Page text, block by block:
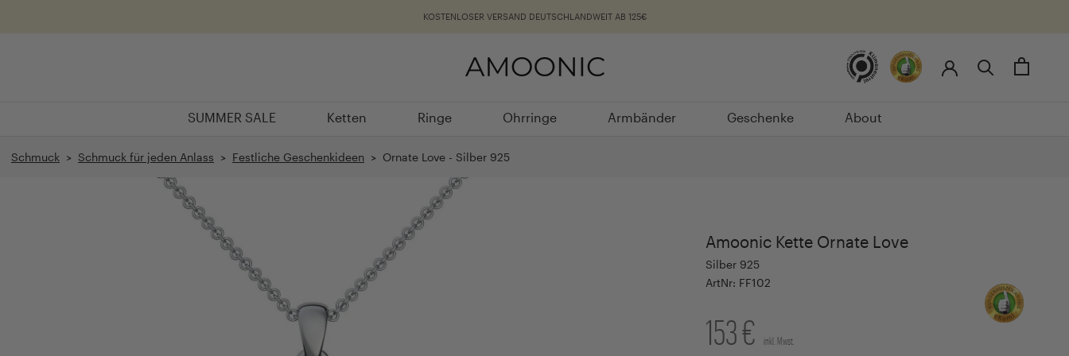
KOSTENLOSER VERSAND DEUTSCHLANDWEIT AB 125€
SUMMER SALE
SUMMER SALE
Ketten
Ketten
Ringe
Ringe
Ohrringe
Ohrringe
Armbänder
Armbänder
Geschenke
Geschenke
About
About
Schmuck > Schmuck für jeden Anlass > Festliche Geschenkideen > Ornate Love - Silber 925
Amoonic Kette Ornate Love
Silber 925
ArtNr: FF102
153 € inkl. Mwst.